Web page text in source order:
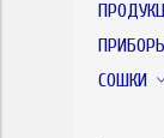
СОШКИ